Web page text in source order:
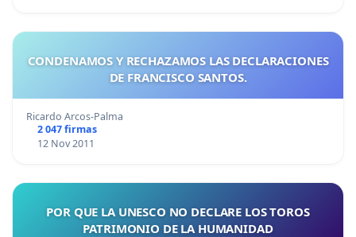
CONDENAMOS Y RECHAZAMOS LAS DECLARACIONES
DE FRANCISCO SANTOS.
Ricardo Arcos-Palma
2 047 firmas
12 Nov 2011
POR QUE LA UNESCO NO DECLARE LOS TOROS
PATRIMONIO DE LA HUMANIDAD